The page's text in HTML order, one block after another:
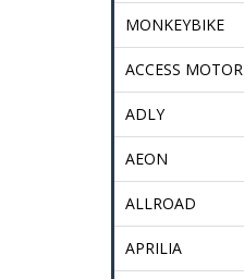
MONKEYBIKE
ACCESS MOTOR
ADLY
AEON
ALLROAD
APRILIA